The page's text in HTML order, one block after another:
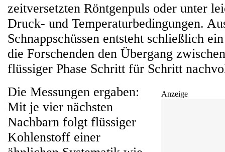
zeitversetzten Röntgenpuls oder unter
Druck- und Temperaturbedingungen.
Schnappschüssen entsteht schließlich
die Forschenden den Übergang
flüssiger Phase Schritt für Schritt
Anzeige
Die Messungen ergaben:
Mit je vier nächsten
Nachbarn folgt flüssiger
Kohlenstoff einer